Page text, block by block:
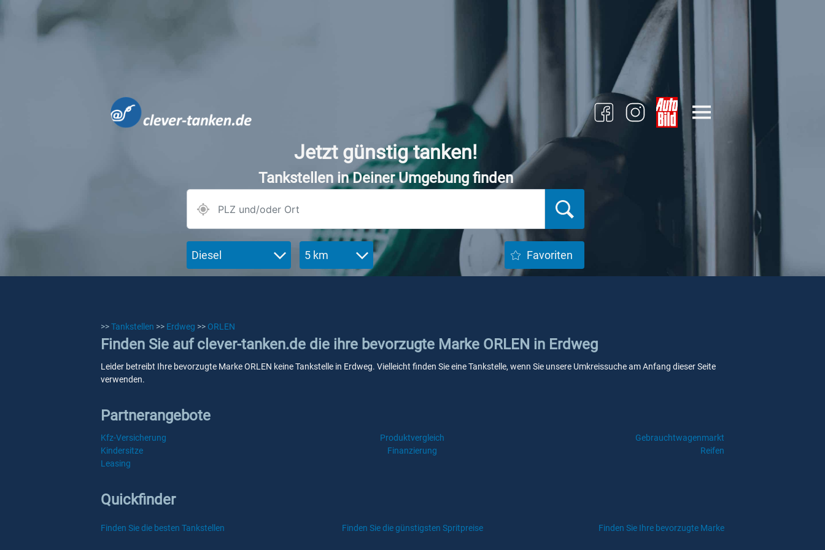
Jetzt günstig tanken!
Tankstellen in Deiner Umgebung finden
Diesel 5 km Favoriten
>>Tankstellen >> Erdweg >> ORLEN
Finden Sie auf clever-tanken.de die ihre bevorzugte Marke ORLEN in Erdweg
Leider betreibt Ihre bevorzugte Marke ORLEN keine Tankstelle in Erdweg. Vielleicht finden Sie eine Tankstelle, wenn Sie unsere Umkreissuche am Anfang dieser Seite
verwenden.
Partnerangebote
Kfz-Versicherung Produktvergleich
Gebrauchtwagenmarkt
Kindersitze
Finanzierung
Reifen
Leasing
Quickfinder
Finden Sie die besten Tankstellen Finden Sie die günstigsten Spritpreise Finden Sie Ihre bevorzugte Marke